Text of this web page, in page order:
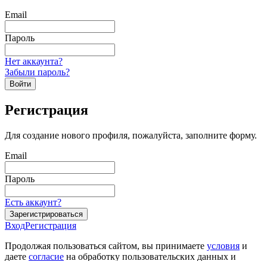
Email
Пароль
Нет аккаунта?
Забыли пароль?
Войти
Регистрация
Для создание нового профиля, пожалуйста, заполните форму.
Email
Пароль
Есть аккаунт?
Зарегистрироваться
ВходРегистрация
Продолжая пользоваться сайтом, вы принимаете условия и
даете согласие на обработку пользовательских данных и